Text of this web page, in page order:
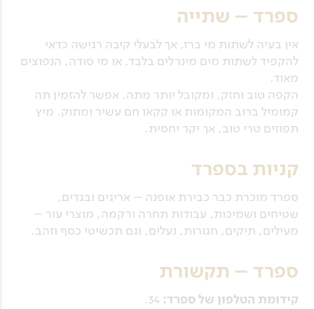
ספרד – שתייה
אין בעיה לשתות מי ברז, אך לבעלי קיבה רגישה כדאי
להקפיד לשתות מים מינרלים בלבד, או מי סודה, הנפוצים
מאוד.
הקפה טוב וחזק, ומקובל יותר מתה. אפשר להזמין תה
קמומיל ברוב המקומות או קקאו חם עשיר ומתוק. מיץ
תפוזים טרי טוב, אך יקר יחסית.
קניות בספרד
ספרד מוכרת כבר כבירת אופנה – אריגים ובגדים,
שטיחים ושמיכות, עבודות תחרה ורקמה, מוצרי עור –
מעילים, תיקים, חגורות, נעלים, וגם תכשיטי כסף וזהב.
ספרד – תקשורת
קידומת הטלפון של ספרד: